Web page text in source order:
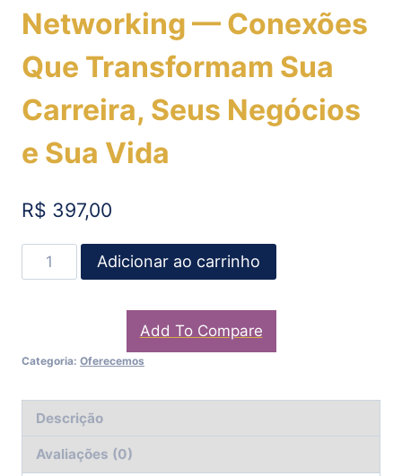
Networking — Conexões
Que Transformam Sua
Carreira, Seus Negócios
e Sua Vida
R$ 397,00
Adicionar ao carrinho
Add To Compare
Categoria: Oferecemos
Descrição
Avaliações (0)